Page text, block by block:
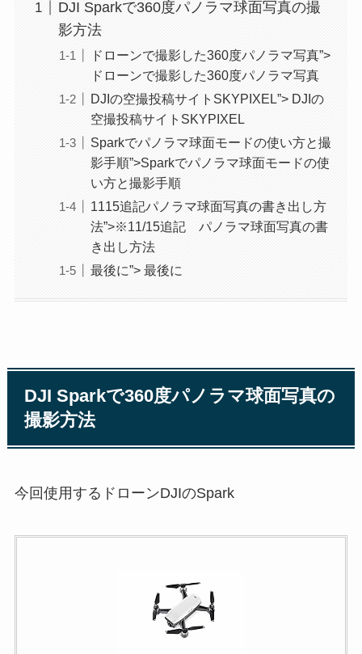
DJI Sparkで360度パノラマ球面写真の撮
影方法
ドローンで撮影した360度パノラマ写真”>
ドローンで撮影した360度パノラマ写真
DJIの空撮投稿サイトSKYPIXEL”> DJIの
空撮投稿サイトSKYPIXEL
Sparkでパノラマ球面モードの使い方と撮
影手順”>Sparkでパノラマ球面モードの使
い方と撮影手順
1115追記パノラマ球面写真の書き出し方
法”>※11/15追記 パノラマ球面写真の書
き出し方法
最後に”> 最後に
DJI Sparkで360度パノラマ球面写真の
撮影方法
今回使用するドローンDJIのSpark